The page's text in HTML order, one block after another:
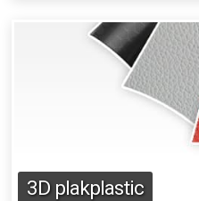
3D plakplastic